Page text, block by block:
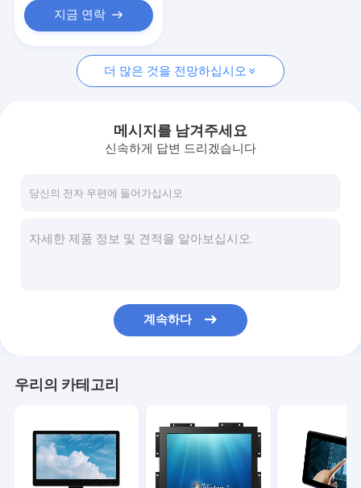
지금 연락
더 많은 것을 전망하십시오
메시지를 남겨주세요
신속하게 답변 드리겠습니다
계속하다
우리의 카테고리